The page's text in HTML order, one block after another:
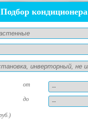
Подбор кондиционера
от
до